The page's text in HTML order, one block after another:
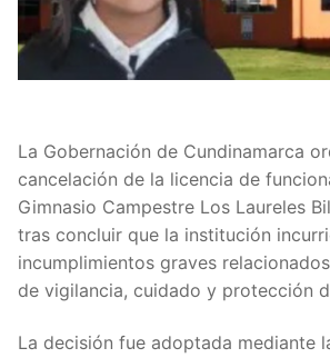
La Gobernación de Cundinamarca
cancelación de la licencia de
Gimnasio Campestre Los Laureles
tras concluir que la institución
incumplimientos graves
de vigilancia, cuidado y protección
La decisión fue adoptada mediante